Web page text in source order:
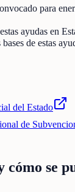
para
ayudas en
de estas
del Estado
de
cómo se